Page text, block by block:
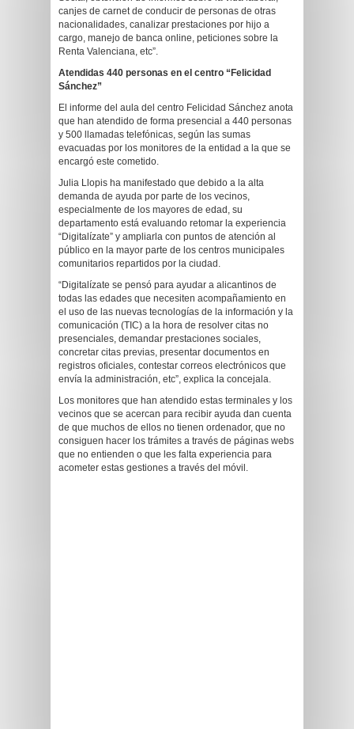
canjes de carnet de conducir de personas de otras
nacionalidades, canalizar prestaciones por hijo a
cargo, manejo de banca online, peticiones sobre la
Renta Valenciana, etc”.
Atendidas 440 personas en el centro “Felicidad
Sánchez”
El informe del aula del centro Felicidad Sánchez anota
que han atendido de forma presencial a 440 personas
y 500 llamadas telefónicas, según las sumas
evacuadas por los monitores de la entidad a la que se
encargó este cometido.
Julia Llopis ha manifestado que debido a la alta
demanda de ayuda por parte de los vecinos,
especialmente de los mayores de edad, su
departamento está evaluando retomar la experiencia
“Digitalízate” y ampliarla con puntos de atención al
público en la mayor parte de los centros municipales
comunitarios repartidos por la ciudad.
“Digitalízate se pensó para ayudar a alicantinos de
todas las edades que necesiten acompañamiento en
el uso de las nuevas tecnologías de la información y la
comunicación (TIC) a la hora de resolver citas no
presenciales, demandar prestaciones sociales,
concretar citas previas, presentar documentos en
registros oficiales, contestar correos electrónicos que
envía la administración, etc”, explica la concejala.
Los monitores que han atendido estas terminales y los
vecinos que se acercan para recibir ayuda dan cuenta
de que muchos de ellos no tienen ordenador, que no
consiguen hacer los trámites a través de páginas webs
que no entienden o que les falta experiencia para
acometer estas gestiones a través del móvil.